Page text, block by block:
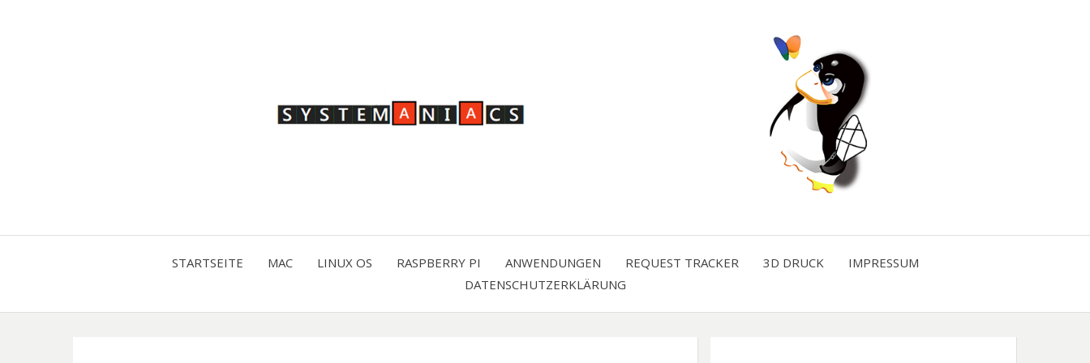
STARTSEITE MAC LINUX OS RASPBERRY PI ANWENDUNGEN REQUEST TRACKER 3D DRUCK
IMPRESSUM
DATENSCHUTZERKLÄRUNG